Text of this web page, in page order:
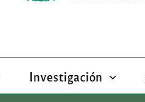
Investigación